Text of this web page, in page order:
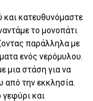
και κατευθυνόμαστε
το μονοπάτι
παράλληλα με
ενός νερόμυλου.
μια στάση για να
από την εκκλησία.
και